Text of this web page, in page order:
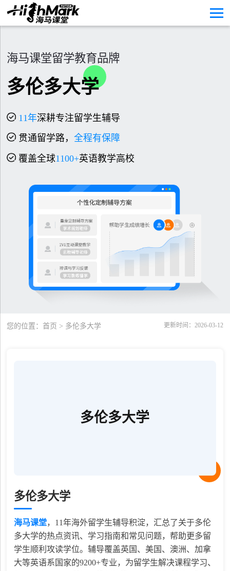
海马课堂留学教育品牌
多伦多大学
11年深耕专注留学生辅导
贯通留学路， 全程有保障
覆盖全球1100+英语教学高校
您的位置：首页 > 多伦多大学 更新时间：2026-03-12
多伦多大学
多伦多大学
海马课堂， 11年海外留学生辅导积淀，汇总了关于多伦
多大学的热点资讯、学习指南和常见问题，帮助更多留
学生顺利攻读学位。辅导覆盖英国、美国、澳洲、加拿
大等英语系国家的9200+专业，为留学生解决课程学习、